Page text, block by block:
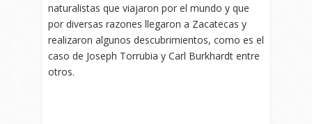
naturalistas que viajaron por el mundo y que
por diversas razones llegaron a Zacatecas y
realizaron algunos descubrimientos, como es el
caso de Joseph Torrubia y Carl Burkhardt entre
otros.